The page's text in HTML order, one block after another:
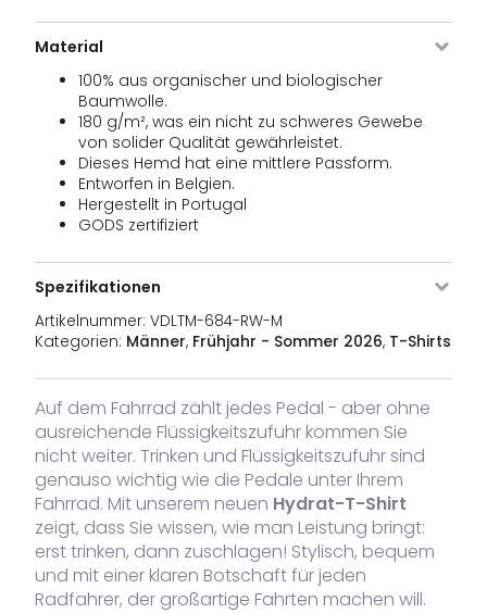
Material
100% aus organischer und biologischer
Baumwolle.
180 g/m², was ein nicht zu schweres Gewebe
von solider Qualität gewährleistet.
Dieses Hemd hat eine mittlere Passform.
Entworfen in Belgien.
Hergestellt in Portugal
GODS zertifiziert
Spezifikationen
Artikelnummer: VDLTM-684-RW-M
Kategorien: Männer, Frühjahr - Sommer 2026, T-Shirts
Auf dem Fahrrad zählt jedes Pedal - aber ohne
ausreichende Flüssigkeitszufuhr kommen Sie
nicht weiter. Trinken und Flüssigkeitszufuhr sind
genauso wichtig wie die Pedale unter Ihrem
Fahrrad. Mit unserem neuen Hydrat-T-Shirt
zeigt, dass Sie wissen, wie man Leistung bringt:
erst trinken, dann zuschlagen! Stylisch, bequem
und mit einer klaren Botschaft für jeden
Radfahrer, der großartige Fahrten machen will.
VDLTM-
684-RW-
S
VDLTM-
684-RW-
M
Rohe M
28
Bestand
€
VDLTM-
684-RW-L
Rohe L
XL
VDLTM-
684-RW-
Rohe XXL 1 Aktie € 39,95